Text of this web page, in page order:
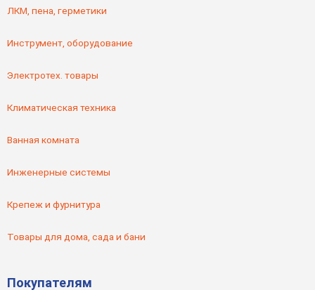
ЛКМ, пена, герметики
Инструмент, оборудование
Электротех. товары
Климатическая техника
Ванная комната
Инженерные системы
Крепеж и фурнитура
Товары для дома, сада и бани
Покупателям